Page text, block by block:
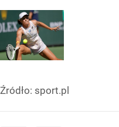
Źródło: sport.pl